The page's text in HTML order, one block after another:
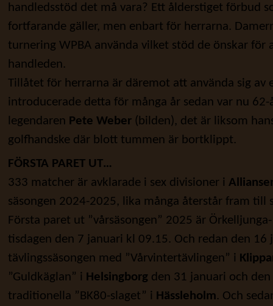
handledsstöd det må vara? Ett ålderstiget förbud
fortfarande gäller, men enbart för herrarna.
turnering WPBA använda vilket stöd de önskar för
handleden.
Tillåtet för herrarna är däremot att använda sig av
introducerade detta för många år sedan var nu
legendaren Pete Weber (bilden), det är liksom
golfhandske där blott tummen är bortklippt.
FÖRSTA PARET UT…
333 matcher är avklarade i sex divisioner i
säsongen 2024-2025, lika många återstår fram till
Första paret ut ”vårsäsongen” 2025 är
tisdagen den 7 januari kl 09.15. Och redan den 16
tävlingssäsongen med ”Vårvintertävlingen” i
”Guldkäglan” i Helsingborgden 31 januari och
traditionella ”BK80-slaget” i Hässleholm. Och